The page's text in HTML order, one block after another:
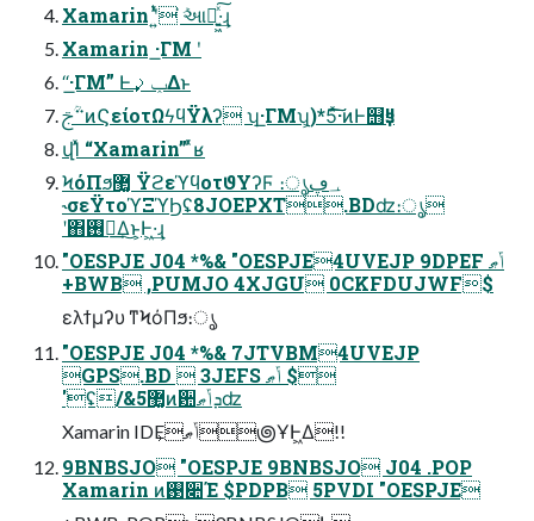
Xamarin ʹ͍ͭͯ ܰ͘આ໌͍͖ͯ͠·͢ɻ
Xamarin ͟·ΓΜ ʹ
“͟·ΓΜ” Ͱݕࡧ͢Δͱ
࠲ؒࢢͷϚείοτΩϟϥΫλʔ ʮ͟·ΓΜʯ͕)*5ͯ͠͠·͏ͷͰ஫ҙ!!
վΊͯ “Xamarin” ͬͯʁ
ϞόΠϧ޲͚ ΫϩεϓϥοτϑΥʔϜ ։ൃ؀ڥ
˞σεΫτοϓΞϓϦʢ8JOEPXT.BDʣ։ൃ
ʹ΋࢖༻͢Δ͜ͱ͕Ͱ͖·͢ɻ
"OESPJE J04 *%& "OESPJE4UVEJP 9DPEF ݴޠ
+BWB ,PUMJO 4XJGU 0CKFDUJWF$
ελϯμʔυ ͳϞόΠϧ։ൃ
"OESPJE J04 *%& 7JTVBM4UVEJP
GPS.BD  3JEFS ݴޠ $
'ʢ/&5޲͚ͷؔ਺ܕݴޠʣ
Xamarin IDEݴޠ͕౷ҰͰ͖Δ!!
9BNBSJO "OESPJE 9BNBSJO J04 .POP
Xamarin ͷ࢓૊Έ $PDPB 5PVDI "OESPJE